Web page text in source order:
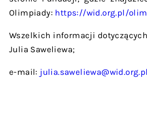
Olimpiady: https://wid.org.pl/
Wszelkich informacji
Julia Saweliewa;
e-mail: julia.saweliewa@wid.org.pl